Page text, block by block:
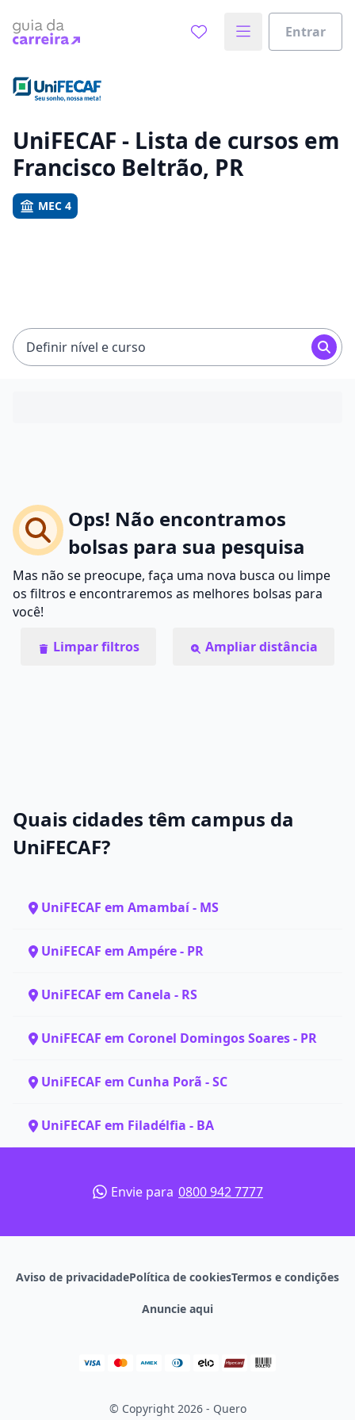
Entrar
Vamos te guiar no caminho ideal para seus estudos
Sim, já sei
UniFECAF - Lista de cursos em
Francisco Beltrão, PR
MEC 4
Definir nível e curso
Ops! Não encontramos
bolsas para sua pesquisa
Mas não se preocupe, faça uma nova busca ou limpe
os filtros e encontraremos as melhores bolsas para
você!
Limpar filtros
Ampliar distância
Quais cidades têm campus da
UniFECAF?
UniFECAF em Amambaí - MS
UniFECAF em Ampére - PR
UniFECAF em Canela - RS
UniFECAF em Coronel Domingos Soares - PR
UniFECAF em Cunha Porã - SC
UniFECAF em Filadélfia - BA
Envie para 0800 942 7777
Aviso de privacidadePolítica de cookiesTermos e condições
Anuncie aqui
© Copyright 2026 - Quero